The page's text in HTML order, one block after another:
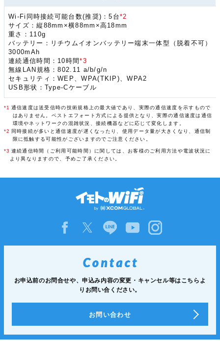
Wi-Fi同時接続可能台数(推奨)：5台*2
サイズ：縦88mm×横88mm×高18mm
重さ：110g
バッテリー：リチウムイオンバッテリー端末一体型（脱着不可）
3000mAh
連続通信時間：10時間*3
無線LAN規格：802.11 a/b/g/n
セキュリティ：WEP、WPA(TKIP)、WPA2
USB形状：Type-Cケーブル
*1 通信速度は送受信時の技術規格上の最大値であり、実際の通信速度を示すもので
はありません。ベストエフォート方式による提供となり、実際の通信速度は通信
環境やネットワークの混雑状況、接続機器などに応じて変化します。
*2
同時接続が多いと通信速度が遅くなったり、使用データ量が大きくなり、通信制
限に抵触する可能性がございますのでご注意ください。
*3 連続通信時間（ご利用可能時間）に関しては、お客様のご利用方法や電波状況に
より異なりますので、予めご了承ください。
お申込前のお問合せや、申込み内容の変更・キャンセル等はこちらよ
りお問い合ください。
お問い合わせ